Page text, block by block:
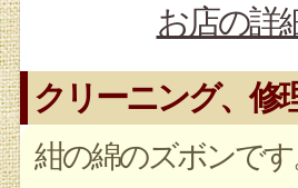
お店の詳
クリーニング、修
紺の綿のズボンで